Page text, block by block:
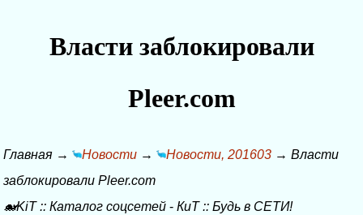
Власти заблокировали
Pleer.com
Главная → Новости → Новости, 201603 → Власти
заблокировали Pleer.com
🐋KiT:: Каталог соцсетей - КиТ:: Будь в СЕТИ!